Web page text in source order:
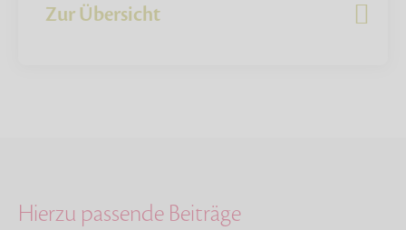
Zur Übersicht
Hierzu passende Beiträge